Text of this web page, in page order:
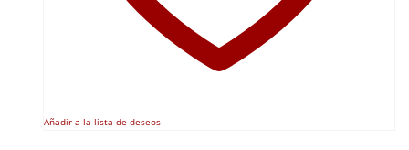
Añadir a la lista de deseos